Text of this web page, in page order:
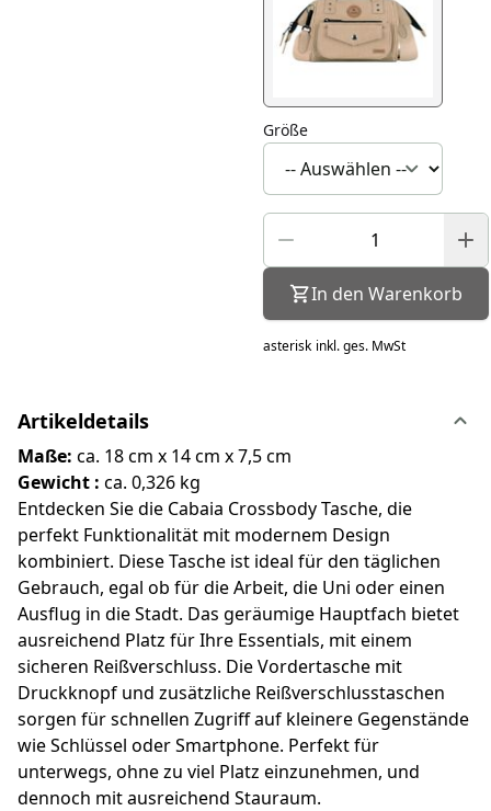
Größe
In den Warenkorb
asterisk inkl. ges. MwSt
Artikeldetails
Maße: ca. 18 cm x 14 cm x 7,5 cm
Gewicht : ca. 0,326 kg
Entdecken Sie die Cabaia Crossbody Tasche, die
perfekt Funktionalität mit modernem Design
kombiniert. Diese Tasche ist ideal für den täglichen
Gebrauch, egal ob für die Arbeit, die Uni oder einen
Ausflug in die Stadt. Das geräumige Hauptfach bietet
ausreichend Platz für Ihre Essentials, mit einem
sicheren Reißverschluss. Die Vordertasche mit
Druckknopf und zusätzliche Reißverschlusstaschen
sorgen für schnellen Zugriff auf kleinere Gegenstände
wie Schlüssel oder Smartphone. Perfekt für
unterwegs, ohne zu viel Platz einzunehmen, und
dennoch mit ausreichend Stauraum.